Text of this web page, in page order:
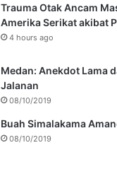
Trauma Otak Ancam
Amerika Serikat akibat
4 hours ago
Medan: Anekdot Lama
Jalanan
08/10/2019
Buah Simalakama
08/10/2019